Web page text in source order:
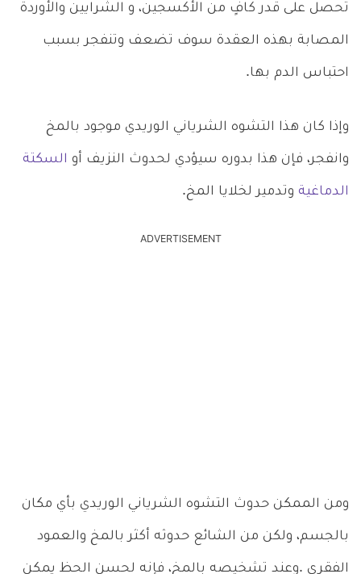
تحصل على قدر كافٍ من الأكسجين، و الشرايين والأوردة
المصابة بهذه العقدة سوف تضعف وتنفجر بسبب
احتباس الدم بها.
وإذا كان هذا التشوه الشرياني الوريدي موجود بالمخ
وانفجر، فإن هذا بدوره سيؤدي لحدوث النزيف أو السكتة
الدماغية وتدمير لخلايا المخ.
ADVERTISEMENT
ومن الممكن حدوث التشوه الشرياني الوريدي بأي مكان
بالجسم، ولكن من الشائع حدوثه أكثر بالمخ والعمود
الفقري .وعند تشخيصه بالمخ، فإنه لحسن الحظ يمكن